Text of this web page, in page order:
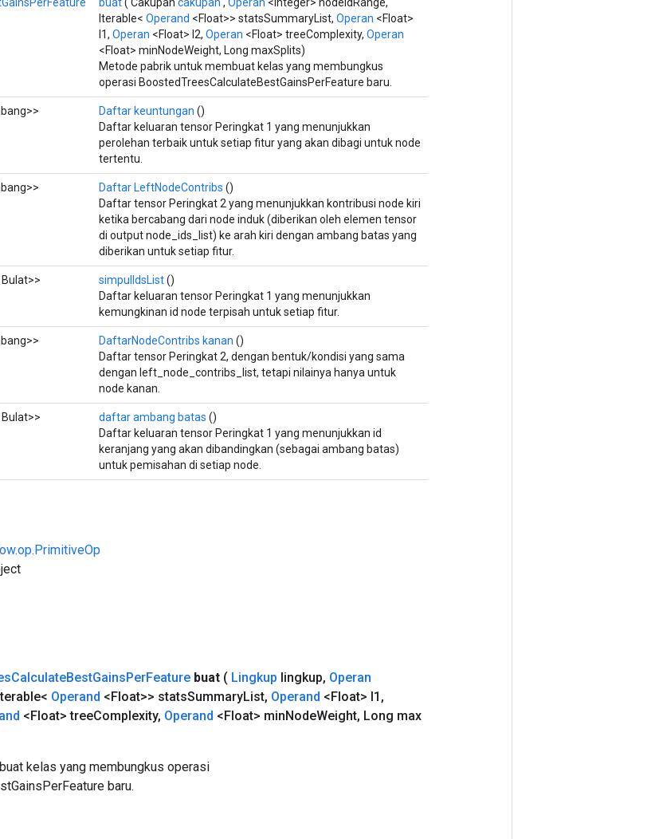
Iterable< Operand <Float>> statsSummaryList, Operan <Float>
l1, Operan <Float> l2, Operan <Float> treeComplexity, Operan
<Float> minNodeWeight, Long maxSplits)
Metode pabrik untuk membuat kelas yang membungkus
operasi BoostedTreesCalculateBestGainsPerFeature baru.
Daftar keuntungan ()
Daftar keluaran tensor Peringkat 1 yang menunjukkan
perolehan terbaik untuk setiap fitur yang akan dibagi untuk node
tertentu.
Daftar LeftNodeContribs ()
Daftar tensor Peringkat 2 yang menunjukkan kontribusi node kiri
ketika bercabang dari node induk (diberikan oleh elemen tensor
di output node_ids_list) ke arah kiri dengan ambang batas yang
diberikan untuk setiap fitur.
simpulIdsList()
Daftar keluaran tensor Peringkat 1 yang menunjukkan
kemungkinan id node terpisah untuk setiap fitur.
DaftarNodeContribs kanan ()
Daftar tensor Peringkat 2, dengan bentuk/kondisi yang sama
dengan left_node_contribs_list, tetapi nilainya hanya untuk
node kanan.
daftar ambang batas ()
Daftar keluaran tensor Peringkat 1 yang menunjukkan id
keranjang yang akan dibandingkan (sebagai ambang batas)
untuk pemisahan di setiap node.
CalculateBestGainsPerFeature buat ( Lingkup lingkup, Operan
Operand <Float>> statsSummaryList, Operand <Float> l1 ,
<Float> treeComplexity, Operand <Float> minNodeWeight, Long max
kelas yang membungkus operasi
baru.